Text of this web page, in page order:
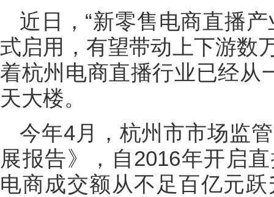
近日，“新零售电商直播
式启用，有望带动上下游数
着杭州电商直播行业已经从
天大楼。
今年4月，杭州市市场监
展报告》，自2016年开启
电商成交额从不足百亿元